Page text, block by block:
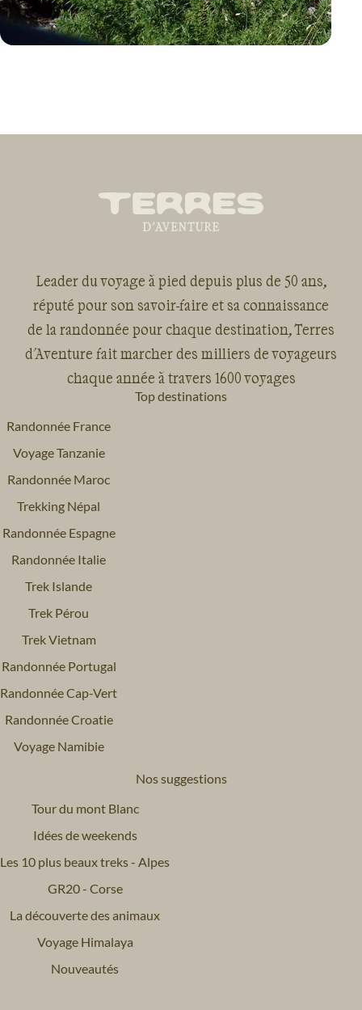
Leader du voyage à pied depuis plus de 50 ans,
réputé pour son savoir-faire et sa connaissance
de la randonnée pour chaque destination, Terres
d'Aventure fait marcher des milliers de voyageurs
chaque année à travers 1600 voyages
Top destinations
Randonnée France
Voyage Tanzanie
Randonnée Maroc
Trekking Népal
Randonnée Espagne
Randonnée Italie
Trek Islande
Trek Pérou
Trek Vietnam
Randonnée Portugal
Randonnée Cap-Vert
Randonnée Croatie
Voyage Namibie
Nos suggestions
Tour du mont Blanc
Idées de weekends
Les 10 plus beaux treks - Alpes
GR20 - Corse
La découverte des animaux
Voyage Himalaya
Nouveautés